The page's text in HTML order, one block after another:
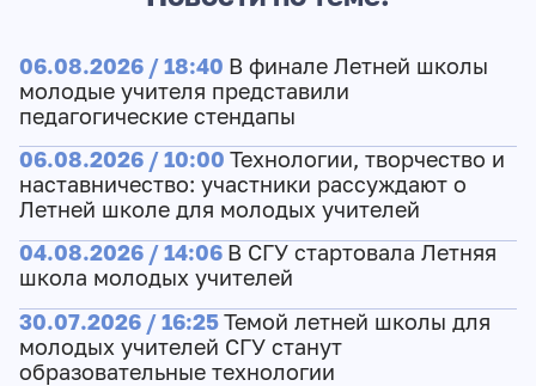
06.08.2026 / 18:40 В финале Летней школы
молодые учителя представили
педагогические стендапы
06.08.2026 / 10:00 Технологии, творчество и
наставничество: участники рассуждают о
Летней школе для молодых учителей
04.08.2026 / 14:06 В СГУ стартовала Летняя
школа молодых учителей
30.07.2026 / 16:25Темой летней школы для
молодых учителей СГУ станут
образовательные технологии